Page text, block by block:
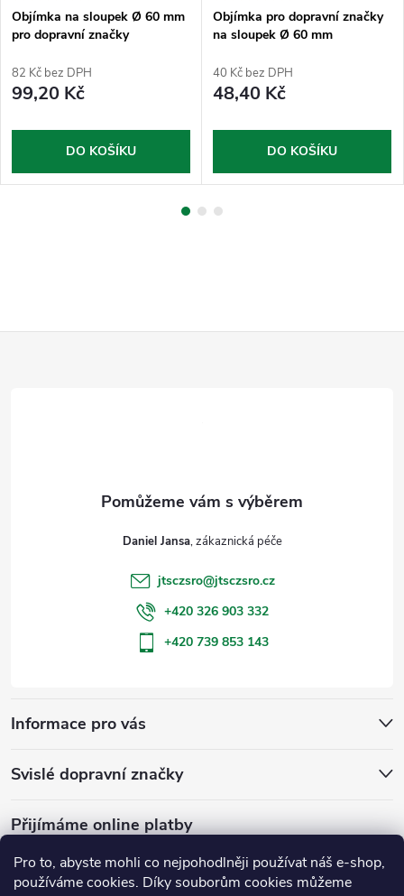
Pro to, abyste mohli co nejpohodlněji používat náš e-shop,
používáme cookies. Díky souborům cookies můžeme
Objímka na sloupek Ø 60 mm
pro dopravní značky
82 Kč bez DPH
99,20 Kč
DO KOŠÍKU
Objímka pro dopravní značky
na sloupek Ø 60 mm
40 Kč bez DPH
48,40 Kč
DO KOŠÍKU
Informace pro vás
Svislé dopravní značky
Přijímáme online platby
Daniel Jansa
jtsczsro@jtsczsro.cz
+420 326 903 332
+420 739 853 143